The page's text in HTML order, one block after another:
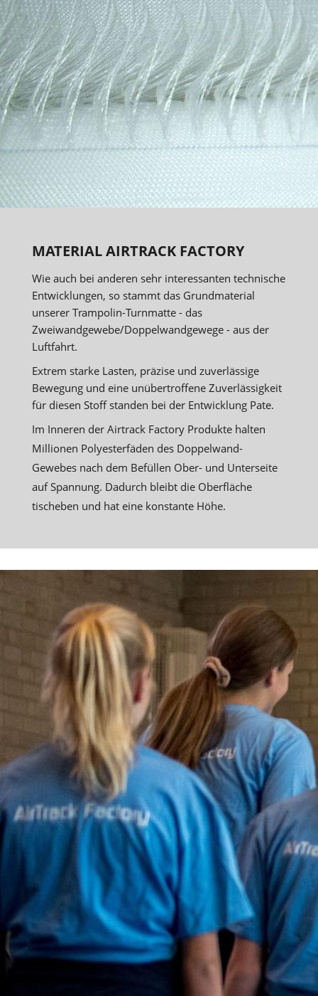
MATERIAL AIRTRACK FACTORY
Wie auch bei anderen sehr interessanten technische
Entwicklungen, so stammt das Grundmaterial
unserer Trampolin-Turnmatte - das
Zweiwandgewebe/Doppelwandgewege - aus der
Luftfahrt.
Extrem starke Lasten, präzise und zuverlässige
Bewegung und eine unübertroffene Zuverlässigkeit
für diesen Stoff standen bei der Entwicklung Pate.
Im Inneren der Airtrack Factory Produkte halten
Millionen Polyesterfäden des Doppelwand-
Gewebes nach dem Befüllen Ober- und Unterseite
auf Spannung. Dadurch bleibt die Oberfläche
tischeben und hat eine konstante Höhe.